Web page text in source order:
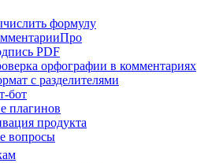
формулу
PDF
орфографии в комментариях
с разделителями
бот
плагинов
продукта
вопросы